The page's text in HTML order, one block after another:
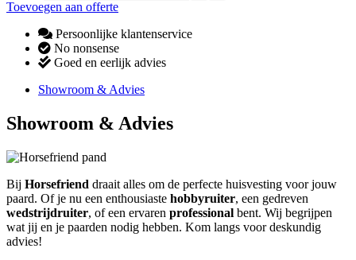
Toevoegen aan offerte
Persoonlijke klantenservice
No nonsense
Goed en eerlijk advies
Showroom & Advies
Showroom & Advies
Bij Horsefriend draait alles om de perfecte huisvesting voor jouw
paard. Of je nu een enthousiaste hobbyruiter, een gedreven
wedstrijdruiter, of een ervaren professional bent. Wij begrijpen
wat jij en je paarden nodig hebben. Kom langs voor deskundig
advies!